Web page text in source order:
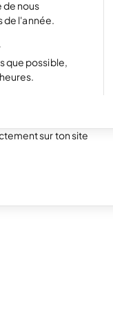
de nous
de l'année.
que possible,
tes meilleurs projets
ligne
et commence à
ligne
sur ton site